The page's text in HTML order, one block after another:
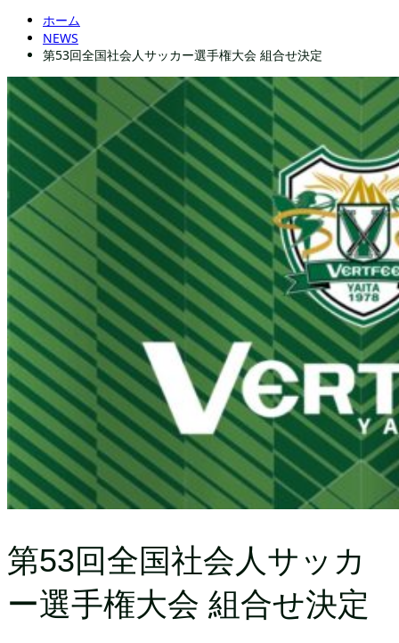
ホーム
NEWS
第53回全国社会人サッカー選手権大会 組合せ決定
第53回全国社会人サッカ
ー選手権大会 組合せ決定